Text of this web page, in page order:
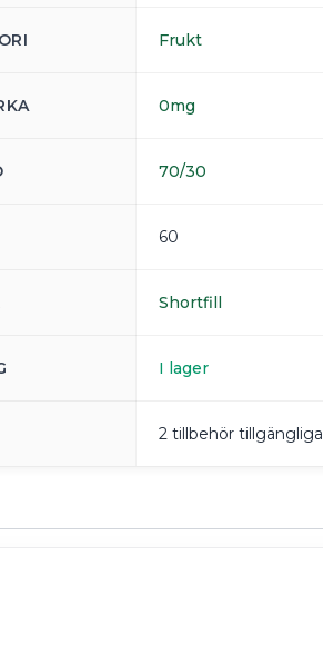
Frukt
0mg
70/30
60
Shortfill
I lager
2 tillbehör tillgängliga